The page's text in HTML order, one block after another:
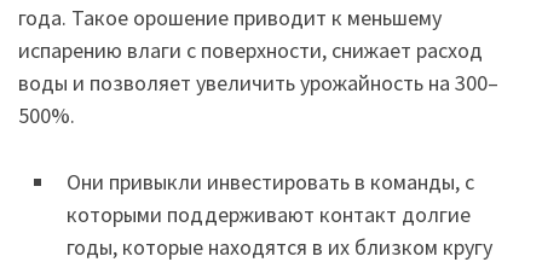
года. Такое орошение приводит к меньшему
испарению влаги с поверхности, снижает расход
воды и позволяет увеличить урожайность на 300–
500%.
Они привыкли инвестировать в команды, с
которыми поддерживают контакт долгие
годы, которые находятся в их близком кругу